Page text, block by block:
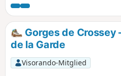
oder Pont de Pierre Chave,
spiralförmigen Konstruktion,
nacheinander unter und über
Rückweg führt die Route am
einem schönen Aussichtspunkt
Crossey und das Voironnais.
Gorges de Crossey
de la Garde
Visorando-Mitglied